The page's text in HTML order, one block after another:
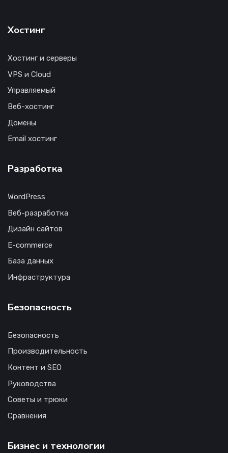
Хостинг
Хостинг и серверы
VPS и Cloud
Управляемый
Веб-хостинг
Домены
Email хостинг
Разработка
WordPress
Веб-разработка
Дизайн сайтов
E-commerce
База данных
Инфраструктура
Безопасность
Безопасность
Производительность
Контент и SEO
Руководства
Советы и трюки
Сравнения
Бизнес и технологии